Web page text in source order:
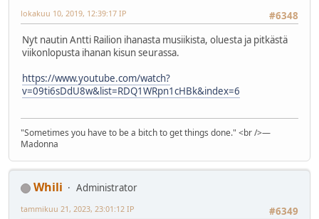
#6348
lokakuu 10, 2019, 12:39:17 IP
Nyt nautin Antti Railion ihanasta musiikista, oluesta ja pitkästä
viikonlopusta ihanan kisun seurassa.
https://www.youtube.com/watch?
v=09ti6sDdU8w&list=RDQ1WRpn1cHBk&index=6
"Sometimes you have to be a bitch to get things done." <br />―
Madonna
Whili
Administrator
#6349
tammikuu 21, 2023, 23:01:12 IP